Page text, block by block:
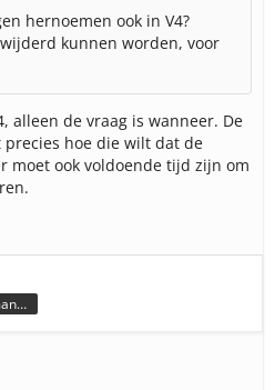
hernoemen ook in V4?
kunnen worden, voor
alleen de vraag is wanneer. De
hoe die wilt dat de
moet ook voldoende tijd zijn om
Adjunct-Hoofdcommandeur